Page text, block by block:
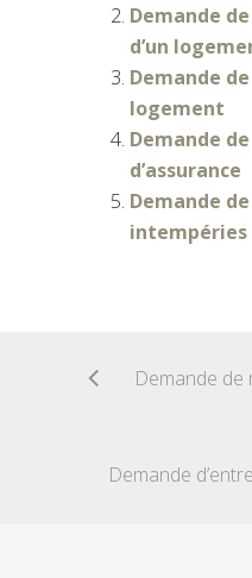
Demande
d’un
Demande
logement
Demande
d’assurance
Demande
intempéries
Demande